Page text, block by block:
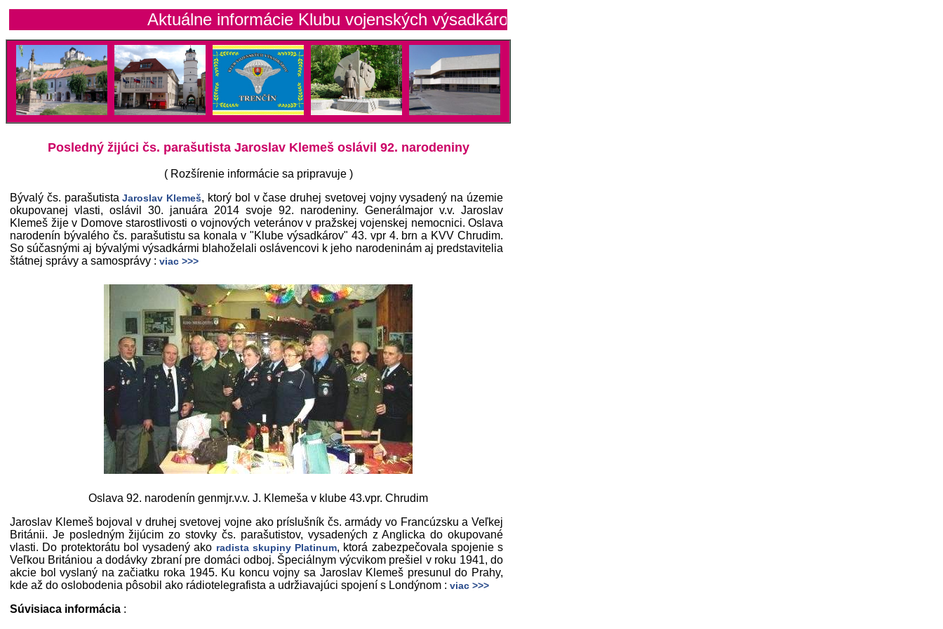
Aktuálne informácie Klubu vojenských výsadkárov Trenčín
Posledný žijúci čs. parašutista Jaroslav Klemeš oslávil 92. narodeniny
( Rozšírenie informácie sa pripravuje )
Bývalý čs. parašutistaJaroslav Klemeš, ktorý bol v čase druhej svetovej vojny vysadený na územie
okupovanej vlasti, oslávil 30. januára 2014 svoje 92. narodeniny. Generálmajor v.v. Jaroslav
Klemeš žije v Domove starostlivosti o vojnových veteránov v pražskej vojenskej nemocnici. Oslava
narodenín bývalého čs. parašutistu sa konala v "Klube výsadkárov" 43. vpr 4. brn a KVV Chrudim.
So súčasnými aj bývalými výsadkármi blahoželali oslávencovi k jeho narodeninám aj predstavitelia
štátnej správy a samosprávy : viac >>>
Oslava 92. narodenín genmjr.v.v. J. Klemeša v klube 43.vpr. Chrudim
Jaroslav Klemeš bojoval v druhej svetovej vojne ako príslušník čs. armády vo Francúzsku a Veľkej
Británii. Je posledným žijúcim zo stovky čs. parašutistov, vysadených z Anglicka do okupované
vlasti. Do protektorátu bol vysadený ako radista skupiny Platinum, ktorá zabezpečovala spojenie s
Veľkou Britániou a dodávky zbraní pre domáci odboj. Špeciálnym výcvikom prešiel v roku 1941, do
akcie bol vyslaný na začiatku roka 1945. Ku koncu vojny sa Jaroslav Klemeš presunul do Prahy,
kde až do oslobodenia pôsobil ako rádiotelegrafista a udržiavajúci spojení s Londýnom : viac >>>
Súvisiaca informácia :